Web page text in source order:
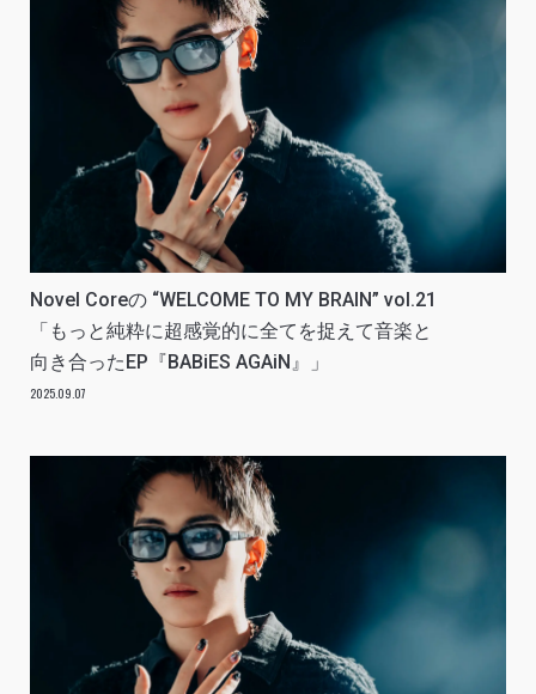
Novel Coreの “WELCOME TO MY BRAIN” vol.21
「もっと純粋に超感覚的に全てを捉えて音楽と
向き合ったEP『BABiES AGAiN』」
2025.09.07